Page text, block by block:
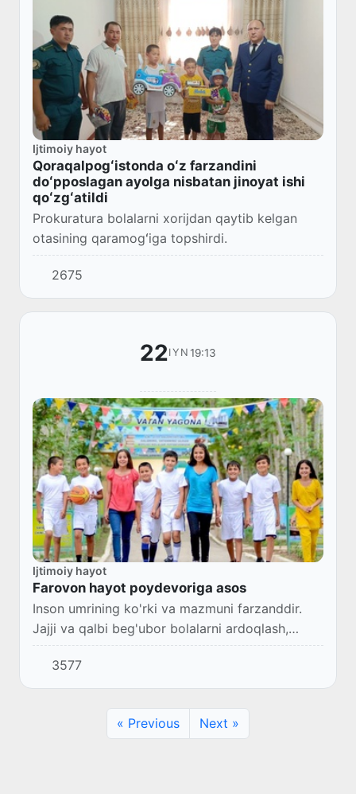
Ijtimoiy hayot
Qoraqalpogʻistonda oʻz farzandini
doʻpposlagan ayolga nisbatan jinoyat ishi
qoʻzgʻatildi
Prokuratura bolalarni xorijdan qaytib kelgan
otasining qaramogʻiga topshirdi.
2675
22IYN 19:13
Ijtimoiy hayot
Farovon hayot poydevoriga asos
Inson umrining ko'rki va mazmuni farzanddir.
Jajji va qalbi beg'ubor bolalarni ardoqlash,
sog'lom o'stirish, turli xurujlardan asrash, ularga
ta'lim-tarbiya berish kattalarning aso...
3577
« Previous Next »